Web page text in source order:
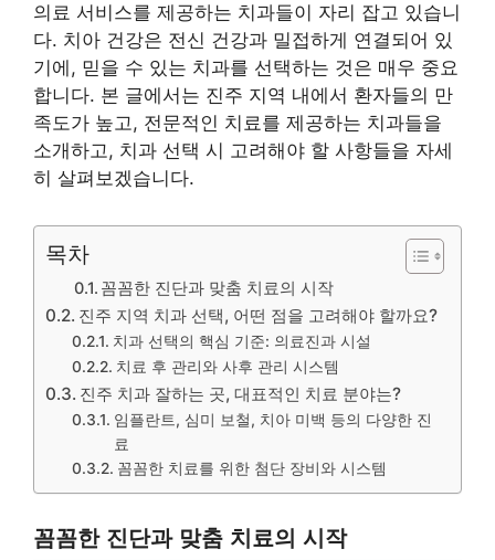
의료 서비스를 제공하는 치과들이 자리 잡고 있습니
다. 치아 건강은 전신 건강과 밀접하게 연결되어 있
기에, 믿을 수 있는 치과를 선택하는 것은 매우 중요
합니다. 본 글에서는 진주 지역 내에서 환자들의 만
족도가 높고, 전문적인 치료를 제공하는 치과들을
소개하고, 치과 선택 시 고려해야 할 사항들을 자세
히 살펴보겠습니다.
목차
꼼꼼한 진단과 맞춤 치료의 시작
진주 지역 치과 선택, 어떤 점을 고려해야 할까요?
치과 선택의 핵심 기준: 의료진과 시설
치료 후 관리와 사후 관리 시스템
진주 치과 잘하는 곳, 대표적인 치료 분야는?
임플란트, 심미 보철, 치아 미백 등의 다양한 진
료
꼼꼼한 치료를 위한 첨단 장비와 시스템
꼼꼼한 진단과 맞춤 치료의 시작